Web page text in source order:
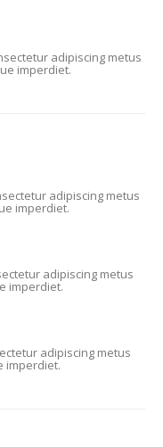
adipiscing metus
imperdiet.
adipiscing metus
imperdiet.
adipiscing metus
imperdiet.
adipiscing metus
imperdiet.